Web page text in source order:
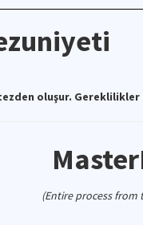
oluşur. Gereklilikler
(Entire process